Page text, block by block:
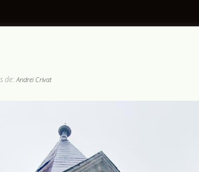
de:Andrei Crivat